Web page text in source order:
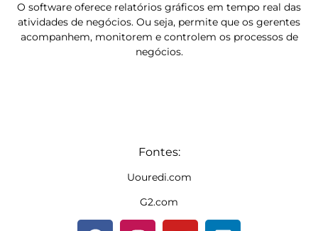
O software oferece relatórios gráficos em tempo real das
atividades de negócios. Ou seja, permite que os gerentes
acompanhem, monitorem e controlem os processos de
negócios.
Fontes:
Uouredi.com
G2.com